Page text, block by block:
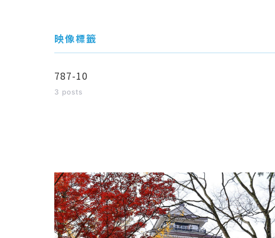
映像標籤
787-10
3 posts